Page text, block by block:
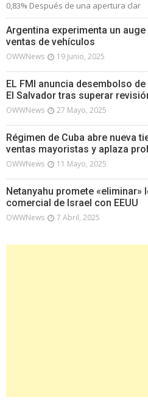
0,83% Después de una apertura clar
Argentina experimenta un
ventas de vehículos
OWWNews 19 Junio, 2025
EL FMI anuncia desembolso
El Salvador tras superar
OWWNews 27 Mayo, 2025
Régimen de Cuba abre nueva
ventas mayoristas y aplaza
OWWNews 11 Mayo, 2025
Netanyahu promete
comercial de Israel con EEUU
OWWNews 7 Abril, 2025